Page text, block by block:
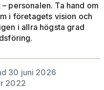
personalen. Ta hand om
i företagets vision och
i allra högsta grad
30 juni 2026
2022